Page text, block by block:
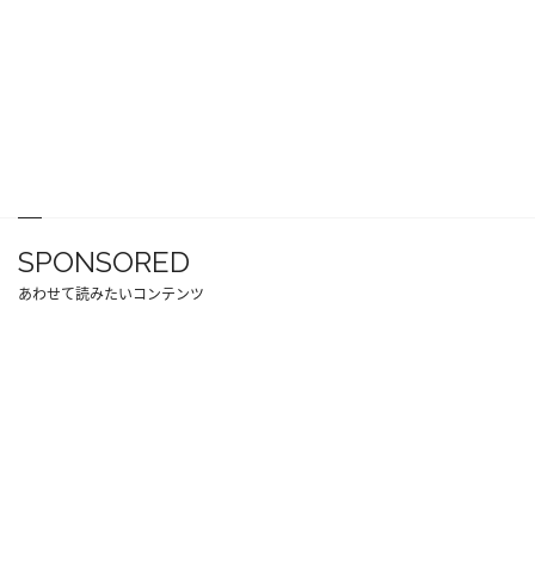
SPONSORED
あわせて読みたいコンテンツ